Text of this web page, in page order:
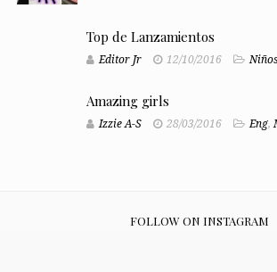
Top de Lanzamientos
Editor Jr 12/10/2016
Amazing girls
Izzie A-S 28/03/2016 Eng,
FOLLOW ON INSTAGRAM